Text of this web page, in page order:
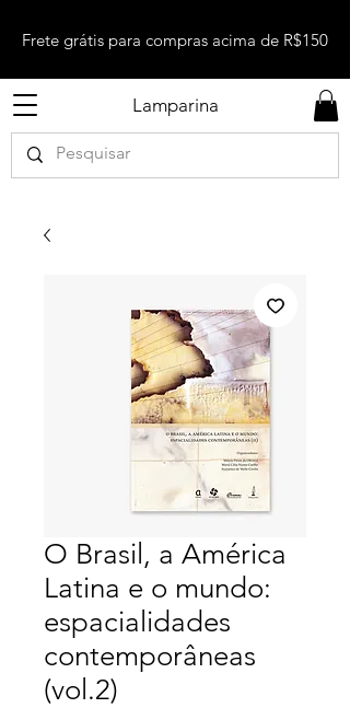
Lamparina
Frete grátis para compras acima de R$150
O Brasil, a América
Latina e o mundo:
espacialidades
contemporâneas
(vol.2)